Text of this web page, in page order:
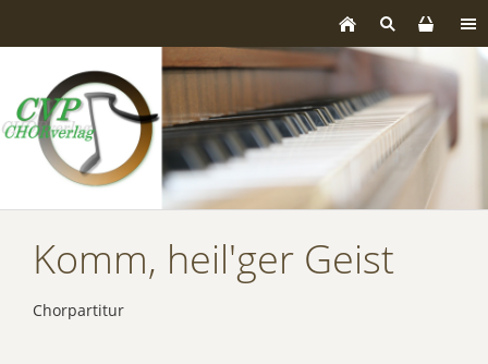
Komm, heil'ger Geist
Chorpartitur